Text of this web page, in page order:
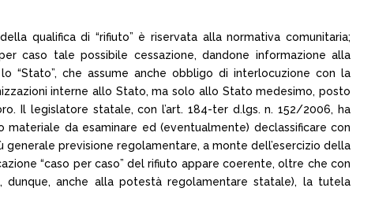
qualifica di “rifiuto” è riservata alla normativa comunitaria;
caso tale possibile cessazione, dandone informazione alla
“Stato”, che assume anche obbligo di interlocuzione con la
interne allo Stato, ma solo allo Stato medesimo, posto
Il legislatore statale, con l’art. 184-ter d.lgs. n. 152/2006, ha
da esaminare ed (eventualmente) declassificare con
previsione regolamentare, a monte dell’esercizio della
“caso per caso” del rifiuto appare coerente, oltre che con
dunque, anche alla potestà regolamentare statale), la tutela